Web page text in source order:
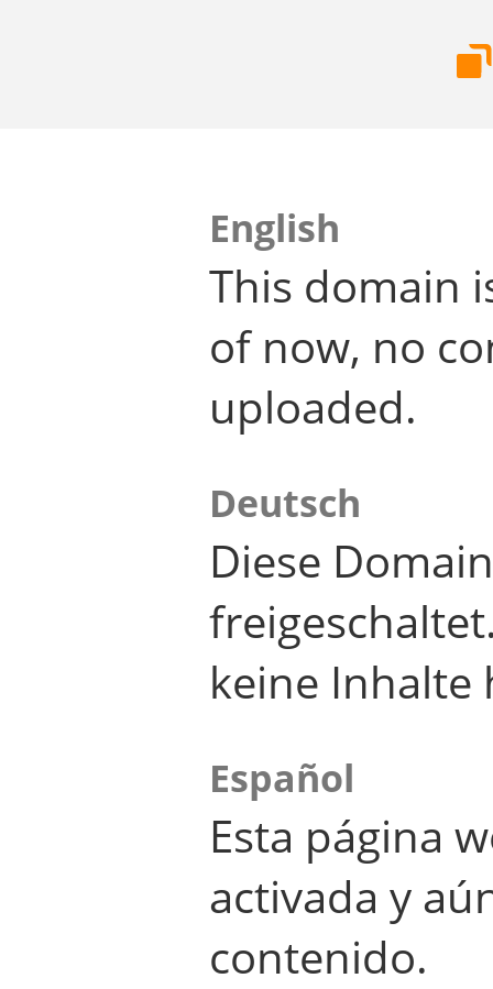
English
This domain
of now, no
uploaded.
Deutsch
Diese
keine Inhalte
Español
Esta página
activada y
contenido.